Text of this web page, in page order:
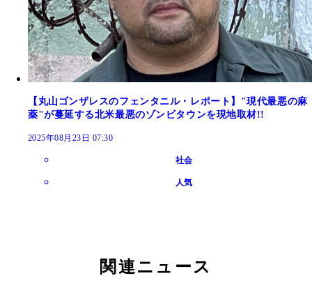
【丸山ゴンザレスのフェンタニル・レポート】"現代最悪の麻
薬"が蔓延する北米最悪のゾンビタウンを現地取材!!
2025年08月23日 07:30
社会
人気
関連ニュース